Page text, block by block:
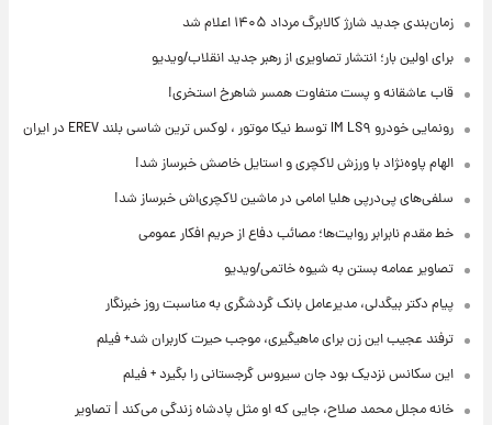
زمان‌بندی جدید شارژ کالابرگ مرداد ۱۴۰۵ اعلام شد
برای اولین بار؛ انتشار تصاویری از رهبر جدید انقلاب/ویدیو
قاب عاشقانه و پست متفاوت همسر شاهرخ استخری!
رونمایی خودرو IM LS۹ توسط نیکا موتور ، لوکس ترین شاسی بلند EREV در ایران
الهام پاوه‌نژاد با ورزش لاکچری و استایل خاصش خبرساز شد!
سلفی‌های پی‌درپی هلیا امامی در ماشین لاکچری‌اش خبرساز شد!
خط مقدم نابرابر روایت‌ها؛ مصائب دفاع از حریم افکار عمومی
تصاویر عمامه بستن به شیوه خاتمی/ویدیو
پیام دکتر بیگدلی، مدیرعامل بانک گردشگری به مناسبت روز خبرنگار
ترفند عجیب این زن برای ماهیگیری، موجب حیرت کاربران شد+ فیلم
این سکانس نزدیک بود جان سیروس گرجستانی را بگیرد + فیلم
خانه مجلل محمد صلاح، جایی که او مثل پادشاه زندگی می‌کند | تصاویر